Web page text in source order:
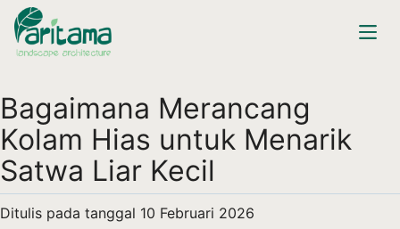
Bagaimana Merancang
Kolam Hias untuk Menarik
Satwa Liar Kecil
Ditulis pada tanggal 10 Februari 2026